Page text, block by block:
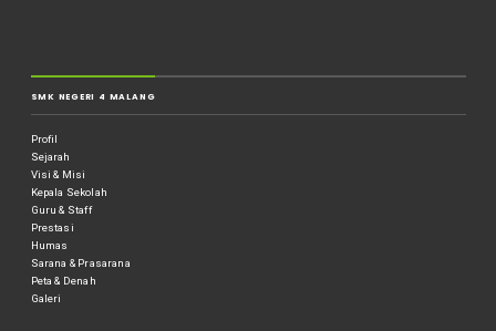
SMK NEGERI 4 MALANG
Profil
Sejarah
Visi & Misi
Kepala Sekolah
Guru & Staff
Prestasi
Humas
Sarana & Prasarana
Peta & Denah
Galeri